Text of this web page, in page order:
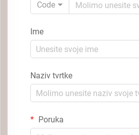
Code
Ime
Naziv tvrtke
Poruka